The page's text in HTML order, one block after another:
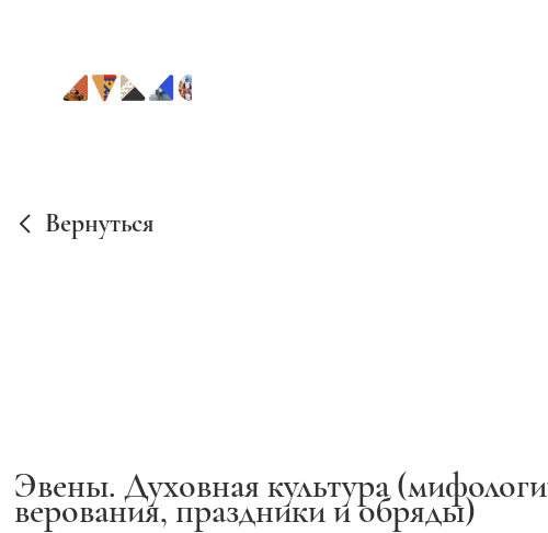
Вернуться
Эвены. Духовная культура
верования, праздники и обряды)